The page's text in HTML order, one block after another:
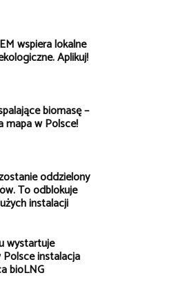
wspiera lokalne
Aplikuj!
biomasę –
mapa w Polsce!
oddzielony
To odblokuje
instalacji
wystartuje
instalacja
bioLNG